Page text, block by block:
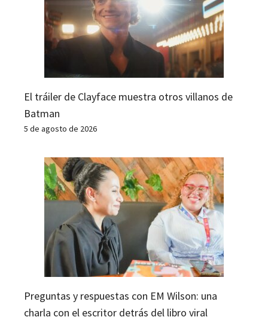
El tráiler de Clayface muestra otros villanos de
Batman
5 de agosto de 2026
Preguntas y respuestas con EM Wilson: una
charla con el escritor detrás del libro viral